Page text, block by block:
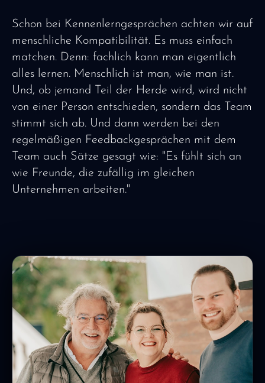
Schon bei Kennenlerngesprächen achten wir auf
menschliche Kompatibilität. Es muss einfach
matchen. Denn: fachlich kann man eigentlich
alles lernen. Menschlich ist man, wie man ist.
Und, ob jemand Teil der Herde wird, wird nicht
von einer Person entschieden, sondern das Team
stimmt sich ab. Und dann werden bei den
regelmäßigen Feedbackgesprächen mit dem
Team auch Sätze gesagt wie: "Es fühlt sich an
wie Freunde, die zufällig im gleichen
Unternehmen arbeiten."